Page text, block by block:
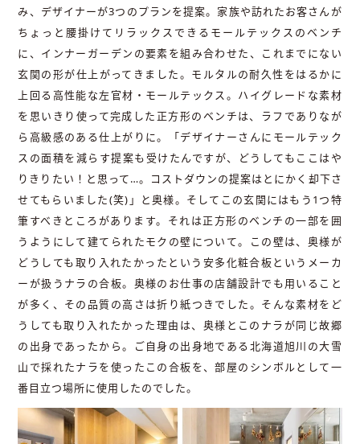
み、デザイナーが3つのプランを提案。家族や訪れたお客さんが
ちょっと腰掛けてリラックスできるモールテックスのベンチ
に、インナーガーデンの要素を組み合わせた、これまでにない
玄関の形が仕上がってきました。モルタルの耐久性をはるかに
上回る高性能な左官材・モールテックス。ハイグレードな素材
を思いきり使って完成した正方形のベンチは、ラフでありなが
ら高級感のある仕上がりに。「デザイナーさんにモールテック
スの面積を減らす提案も受けたんですが、どうしてもここはや
りきりたい！と思って…。コストダウンの提案はとにかく却下さ
せてもらいました(笑)」と奥様。そしてこの玄関にはもう1つ特
筆すべきところがあります。それは正方形のベンチの一部を囲
うようにして建てられたモクの壁について。この壁は、奥様が
どうしても取り入れたかったという安多化粧合板というメーカ
ーが扱うナラの合板。奥様のお仕事の店舗設計でも用いること
が多く、その品質の高さは折り紙つきでした。そんな素材をど
うしても取り入れたかった理由は、奥様とこのナラが同じ故郷
の出身であったから。ご自身の出身地である北海道旭川の大雪
山で採れたナラを使ったこの合板を、部屋のシンボルとして一
番目立つ場所に使用したのでした。